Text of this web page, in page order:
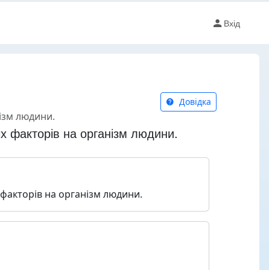
Вхід
людини.
Довідка
факторів на організм людини.
на організм людини.